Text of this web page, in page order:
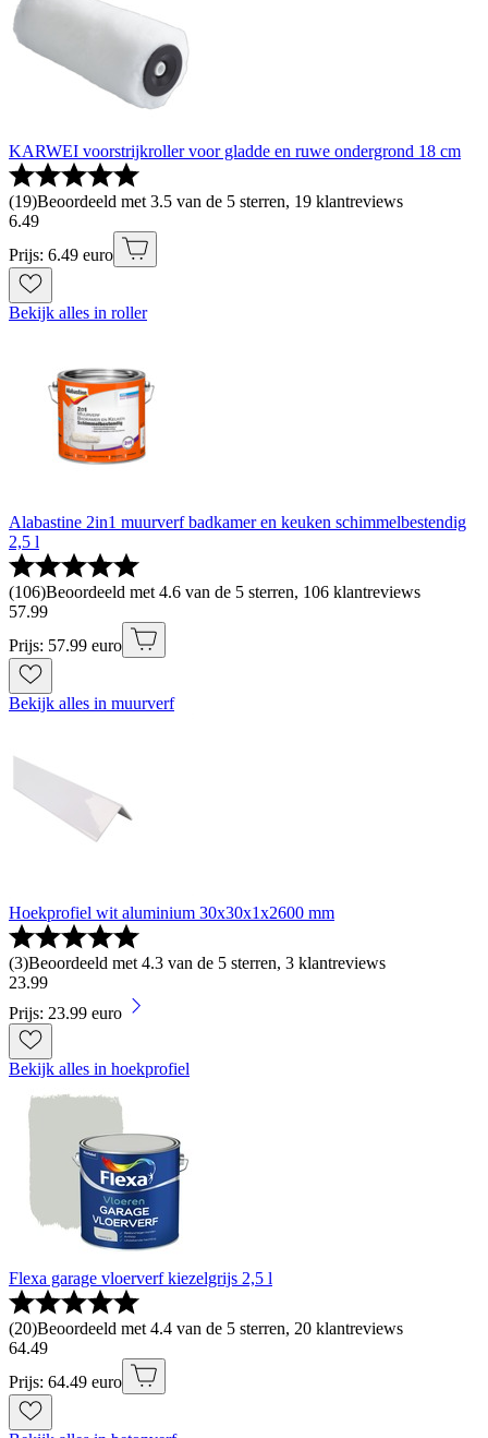
KARWEI voorstrijkroller voor gladde en ruwe ondergrond 18 cm
(19)Beoordeeld met 3.5 van de 5 sterren, 19 klantreviews
6.49
Prijs: 6.49 euro
Bekijk alles in roller
Alabastine 2in1 muurverf badkamer en keuken schimmelbestendig
2,5 l
(106)Beoordeeld met 4.6 van de 5 sterren, 106 klantreviews
57.99
Prijs: 57.99 euro
Bekijk alles in muurverf
Hoekprofiel wit aluminium 30x30x1x2600 mm
(3)Beoordeeld met 4.3 van de 5 sterren, 3 klantreviews
23.99
Prijs: 23.99 euro
Bekijk alles in hoekprofiel
Flexa garage vloerverf kiezelgrijs 2,5 l
(20)Beoordeeld met 4.4 van de 5 sterren, 20 klantreviews
64.49
Prijs: 64.49 euro